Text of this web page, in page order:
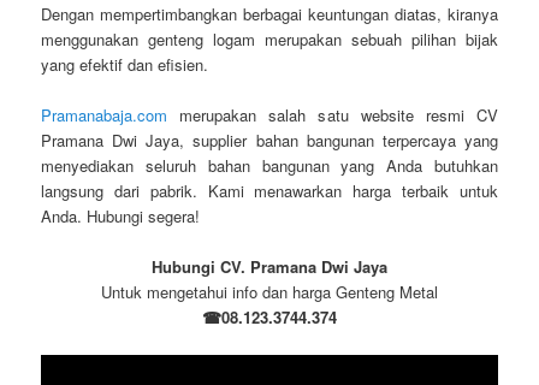
Dengan mempertimbangkan berbagai keuntungan diatas, kiranya
menggunakan genteng logam merupakan sebuah pilihan bijak
yang efektif dan efisien.
Pramanabaja.com merupakan salah satu website resmi CV
Pramana Dwi Jaya, supplier bahan bangunan terpercaya yang
menyediakan seluruh bahan bangunan yang Anda butuhkan
langsung dari pabrik. Kami menawarkan harga terbaik untuk
Anda. Hubungi segera!
Hubungi CV. Pramana Dwi Jaya
Untuk mengetahui info dan harga Genteng Metal
☎08.123.3744.374